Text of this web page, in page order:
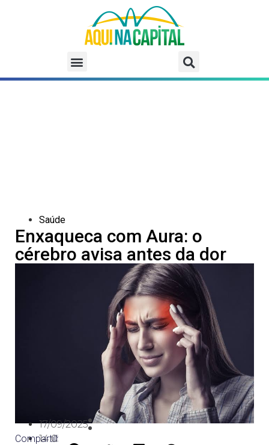
Saúde
Enxaqueca com Aura: o
cérebro avisa antes da dor
17/09/2025
14:03
Compartilhe: